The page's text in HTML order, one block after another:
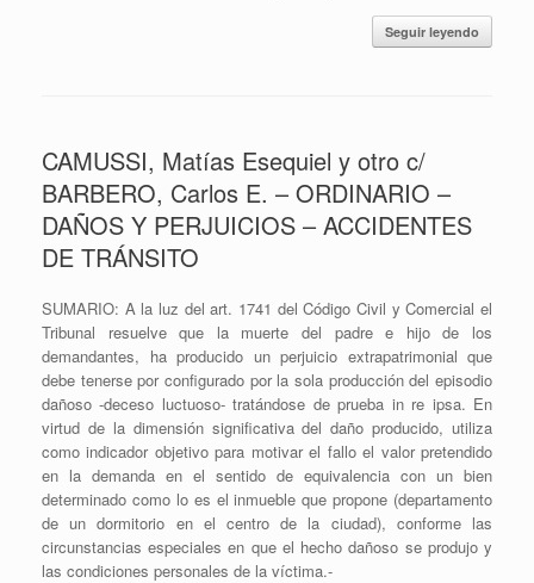
Seguir leyendo
CAMUSSI, Matías Esequiel y otro c/
BARBERO, Carlos E. – ORDINARIO –
DAÑOS Y PERJUICIOS – ACCIDENTES
DE TRÁNSITO
SUMARIO: A la luz del art. 1741 del Código Civil y Comercial el
Tribunal resuelve que la muerte del padre e hijo de los
demandantes, ha producido un perjuicio extrapatrimonial que
debe tenerse por configurado por la sola producción del episodio
dañoso -deceso luctuoso- tratándose de prueba in re ipsa. En
virtud de la dimensión significativa del daño producido, utiliza
como indicador objetivo para motivar el fallo el valor pretendido
en la demanda en el sentido de equivalencia con un bien
determinado como lo es el inmueble que propone (departamento
de un dormitorio en el centro de la ciudad), conforme las
circunstancias especiales en que el hecho dañoso se produjo y
las condiciones personales de la víctima.-